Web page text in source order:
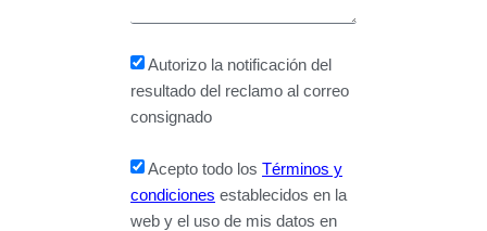
Autorizo la notificación del
resultado del reclamo al correo
consignado
Acepto todo los Términos y
condiciones establecidos en la
web y el uso de mis datos en